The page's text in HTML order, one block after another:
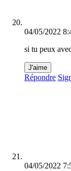
04/05/2022
si tu peux
J'aime
Répondre
04/05/2022